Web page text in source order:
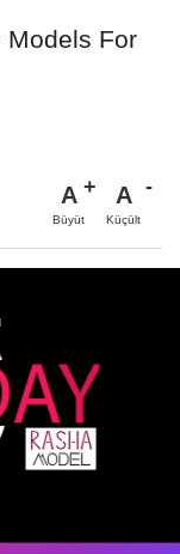
Models For
A
Büyüt
A
Küçült